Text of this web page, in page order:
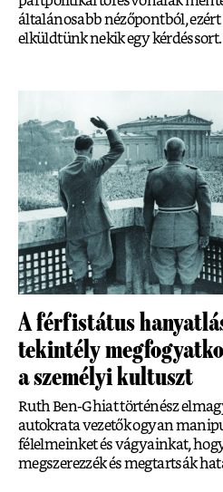
általánosabb nézőpontból,
elküldtünk nekik egy kérdéssort.
A férfistátus
tekintély
a személyi kultuszt
Ruth Ben-Ghiat történész
autokrata vezetők ogyan
félelmeinket és vágyainkat,
megszerezzék és megtartsák